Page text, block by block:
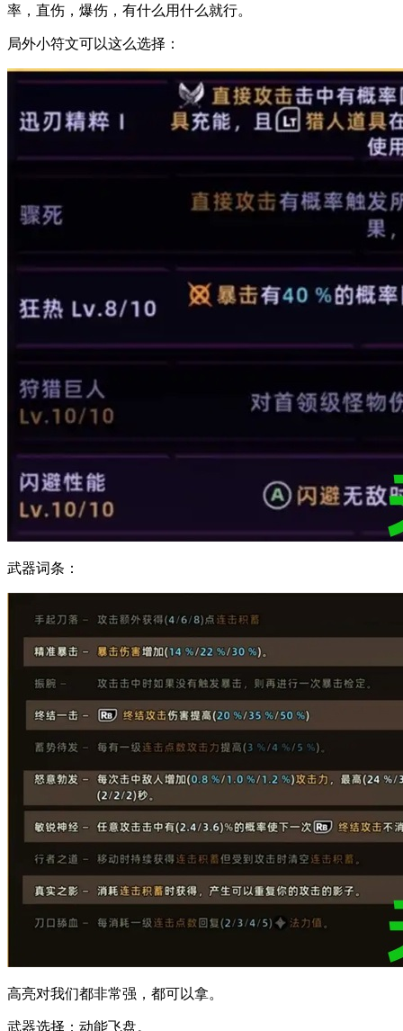
率，直伤，爆伤，有什么用什么就行。
局外小符文可以这么选择：
武器词条：
高亮对我们都非常强，都可以拿。
武器选择：动能飞盘。